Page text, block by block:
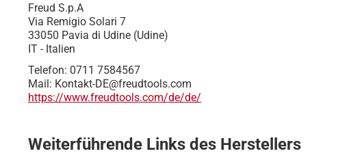
Freud S.p.A
Via Remigio Solari 7
33050 Pavia di Udine (Udine)
IT - Italien
Telefon: 0711 7584567
Mail: Kontakt-DE@freudtools.com
https://www.freudtools.com/de/de/
Weiterführende Links des Herstellers